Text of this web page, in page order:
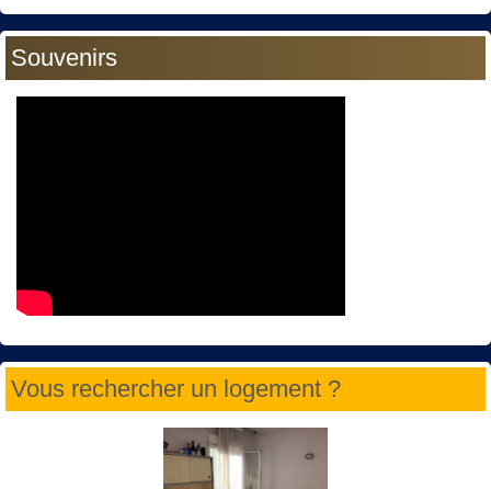
Souvenirs
Vous rechercher un logement ?